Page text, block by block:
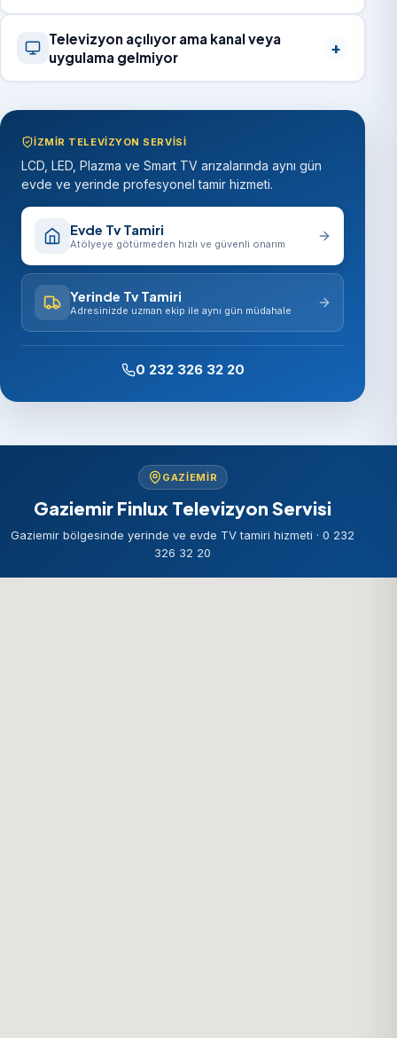
Televizyon açılıyor ama kanal veya
uygulama gelmiyor
İZMIR TELEVIZYON SERVISI
LCD, LED, Plazma ve Smart TV arızalarında aynı gün
evde ve yerinde profesyonel tamir hizmeti.
Evde Tv Tamiri
Atölyeye götürmeden hızlı ve güvenli onarım
Yerinde Tv Tamiri
Adresinizde uzman ekip ile aynı gün müdahale
0 232 326 32 20
GAZIEMIR
Gaziemir Finlux Televizyon Servisi
Gaziemir bölgesinde yerinde ve evde TV tamiri hizmeti · 0 232
326 32 20